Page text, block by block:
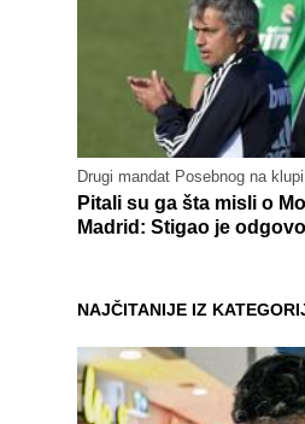
Drugi mandat Posebnog na
Pitali su ga šta misli o
Madrid: Stigao je
NAJČITANIJE IZ